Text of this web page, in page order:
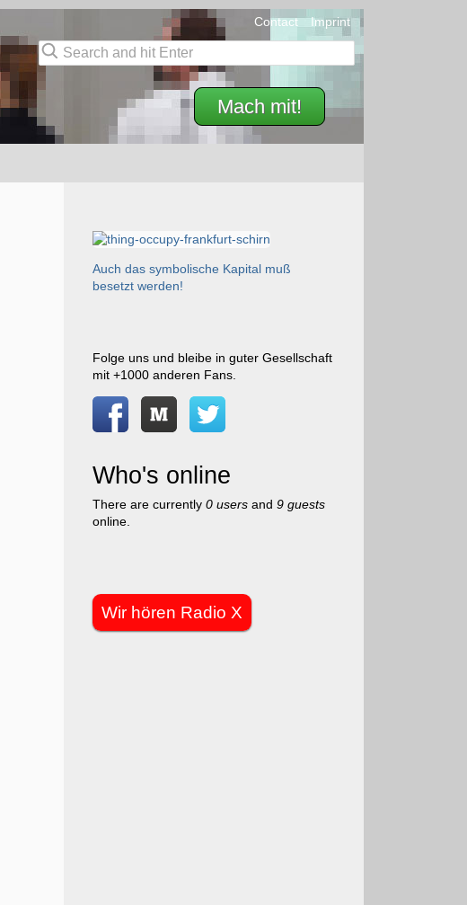
Mach mit!
Contact Imprint
Auch das symbolische Kapital muß
besetzt werden!
Folge uns und bleibe in guter Gesellschaft
mit +1000 anderen Fans.
Who's online
There are currently 0 usersand 9 guests
online.
Wir hören Radio X